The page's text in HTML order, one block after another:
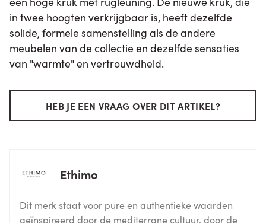
in twee hoogten verkrijgbaar is, heeft dezelfde
solide, formele samenstelling als de andere
meubelen van de collectie en dezelfde sensaties
van "warmte" en vertrouwdheid.
HEB JE EEN VRAAG OVER DIT ARTIKEL?
Ethimo
Dit merk staat voor pure en authentieke waarden
geïnspireerd door de mediterrane cultuur, door de